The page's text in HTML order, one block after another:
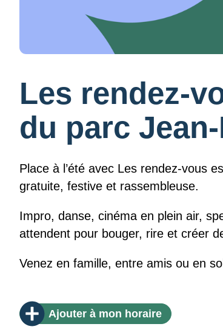
Les rendez-
du parc
Place à l’été avec Les rendez-vous
gratuite, festive et rassembleuse.
Impro, danse, cinéma en plein air,
attendent pour bouger, rire et créer
Venez en famille, entre amis ou en
Ajouter à mon horaire